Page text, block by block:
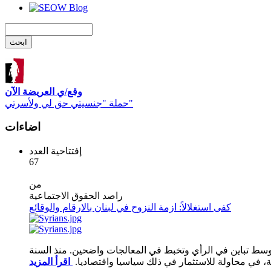
وقع/ي العريضة الآن
حملة "جنسيتي حق لي ولأسرتي"
اضاءات
إفتتاحية العدد
67
من
راصد الحقوق الاجتماعية
كفى استغلالاً: ازمة النزوح في لبنان بالارقام والوقائع
تباين في الرأي وتخبط في المعالجات واضحين. منذ السنة
في محاولة للاستثمار في ذلك سياسيا واقتصاديا.